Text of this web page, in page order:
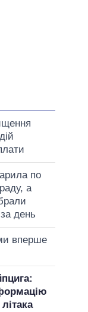
по
а
день
вперше